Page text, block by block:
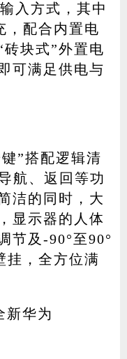
入方式，其中
，配合内置电
块式”外置电
可满足供电与
”搭配逻辑清
航、返回等功
洁的同时，大
显示器的人体
节及-90°至90°
挂，全方位满